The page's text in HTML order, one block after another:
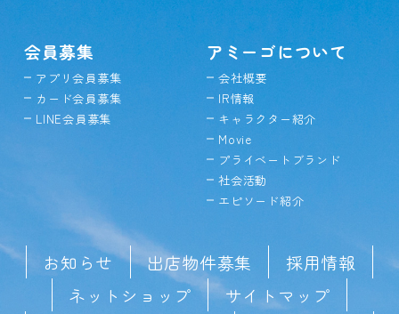
会員募集
アプリ会員募集
カード会員募集
LINE会員募集
アミーゴについて
会社概要
IR情報
キャラクター紹介
Movie
プライベートブランド
社会活動
エピソード紹介
お知らせ 出店物件募集
採用情報
ネットショップ
サイトマップ